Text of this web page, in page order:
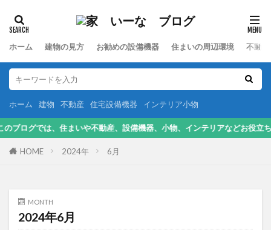
ホーム 建物の見方 お勧めの設備機器 住まいの周辺環境 不動
ホーム 建物 不動産 住宅設備機器 インテリア小物
は、住まいや不動産、設備機器、小物、インテリアなどお役立ち情報を提
HOME 2024年 6月
MONTH
2024年6月